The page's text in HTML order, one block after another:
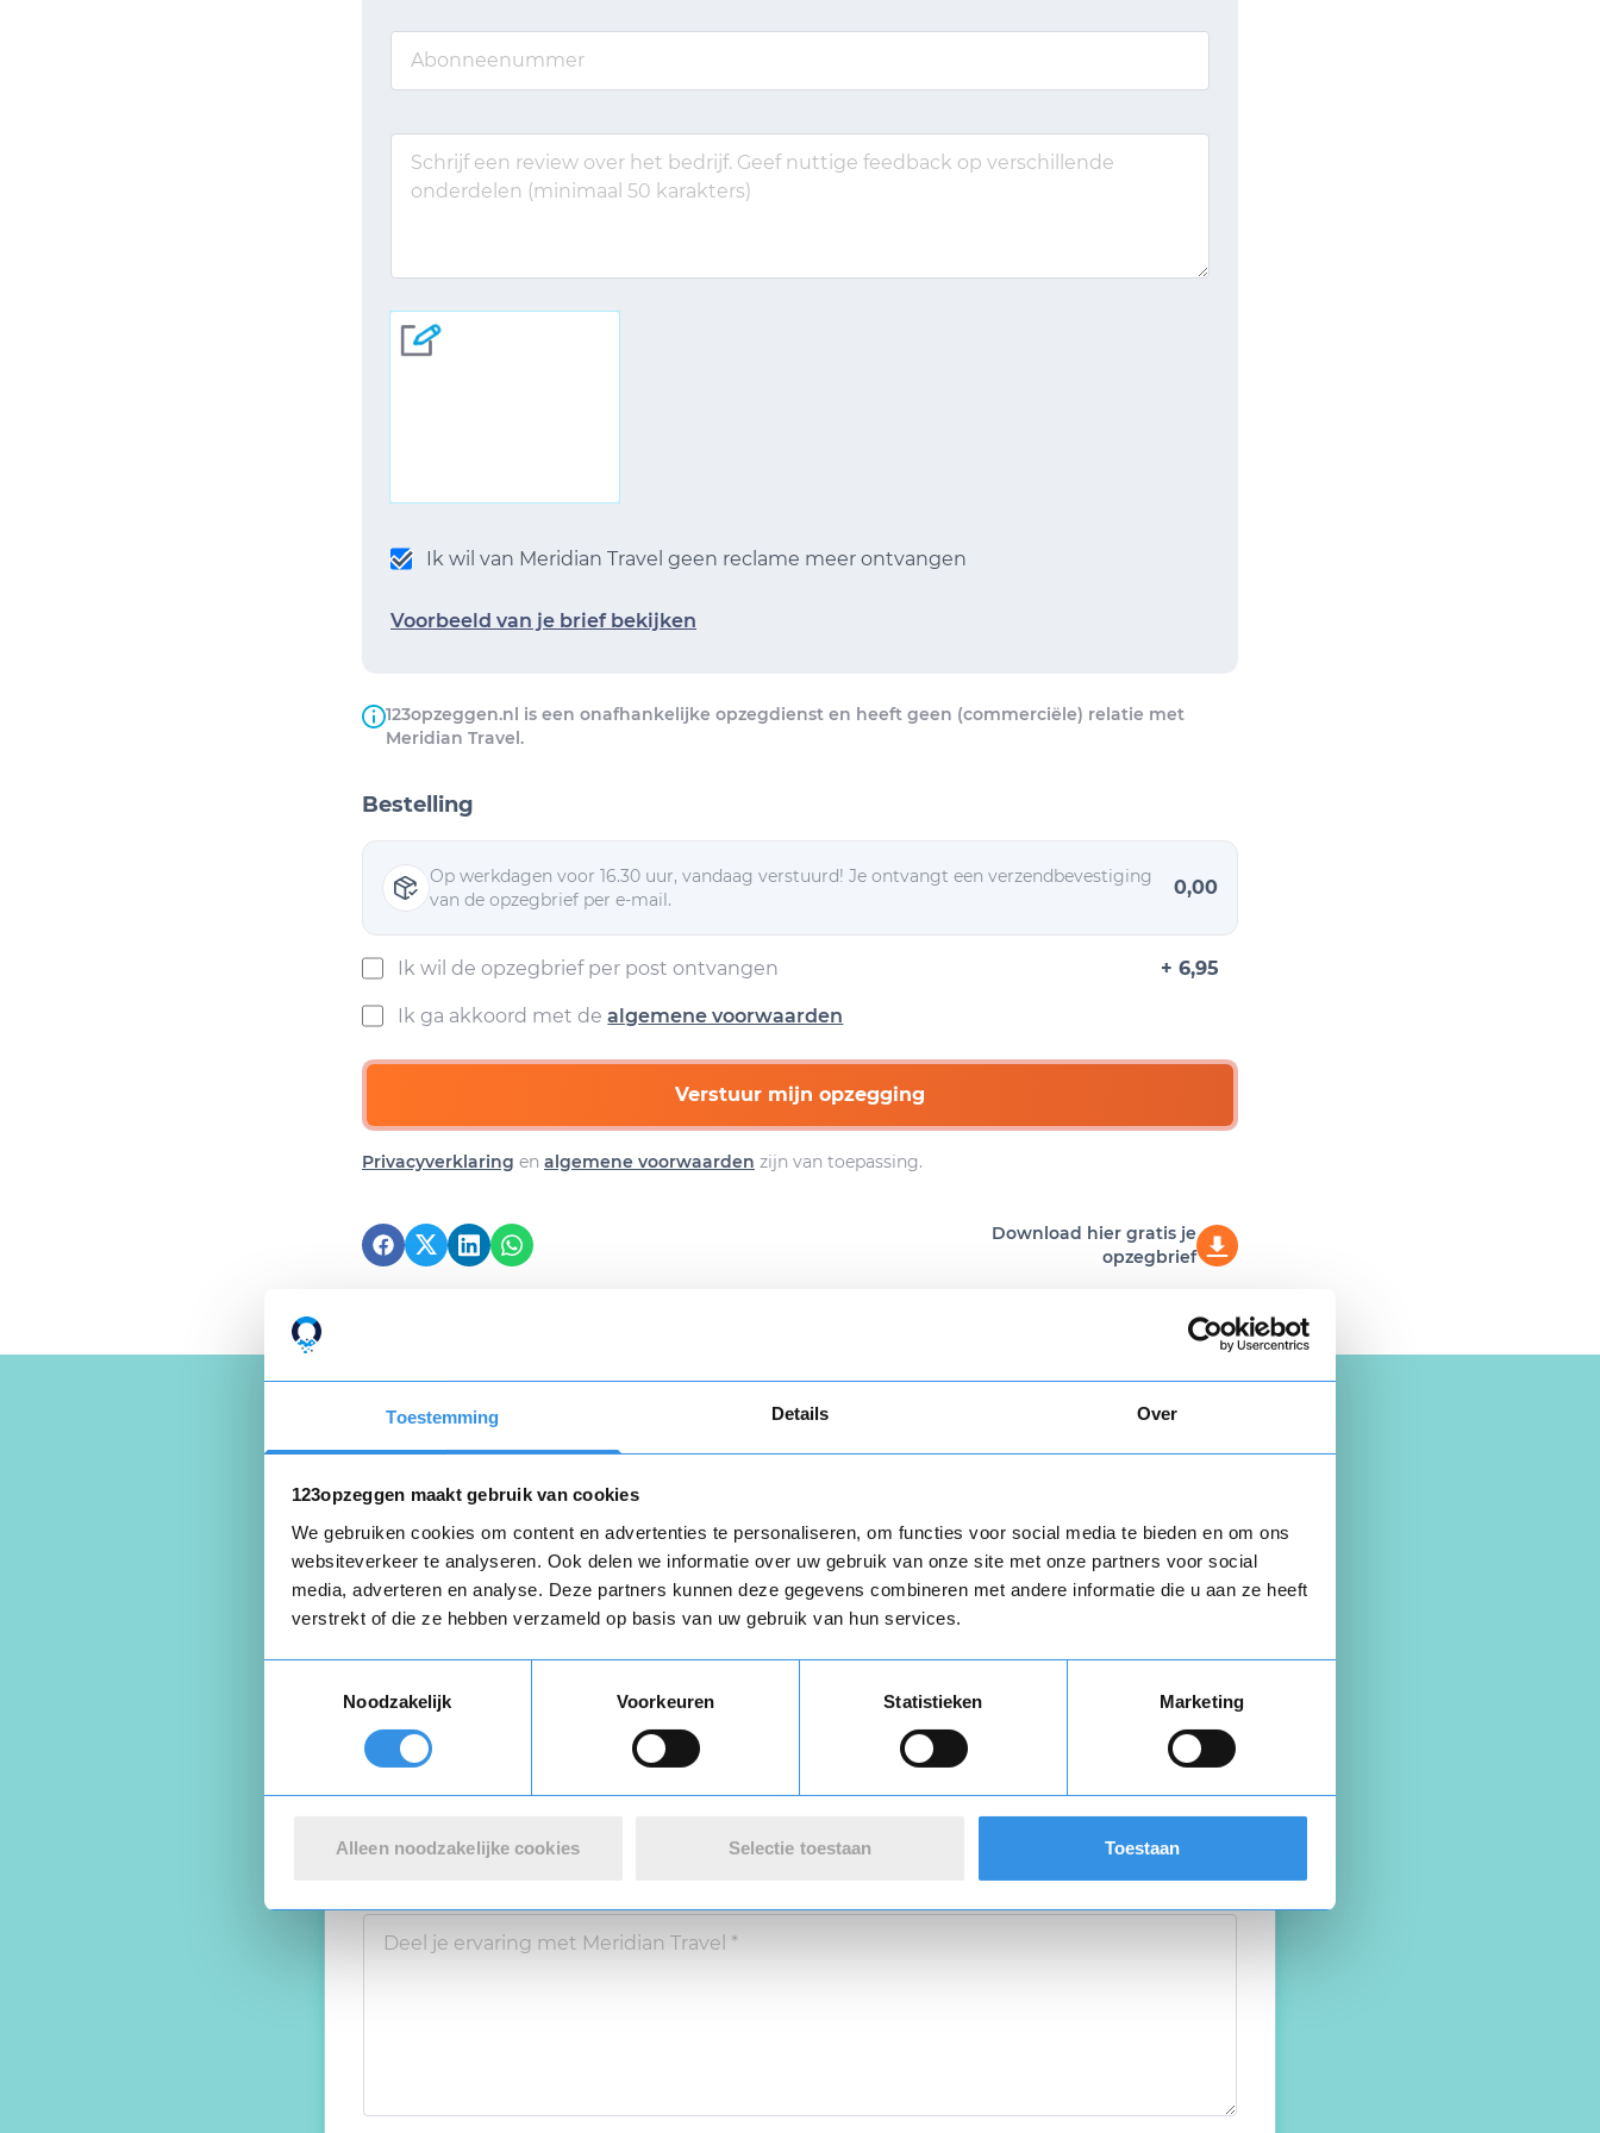
Toestemming Details Over
123opzeggen maakt gebruik van cookies
We gebruiken cookies om content en advertenties te personaliseren, om functies voor social media te bieden en om ons
websiteverkeer te analyseren. Ook delen we informatie over uw gebruik van onze site met onze partners voor social
media, adverteren en analyse. Deze partners kunnen deze gegevens combineren met andere informatie die u aan ze heeft
verstrekt of die ze hebben verzameld op basis van uw gebruik van hun services.
Noodzakelijk
Voorkeuren Statistieken Marketing
Alleen noodzakelijke cookies Selectie toestaan Toestaan
Ik wil van Meridian Travel geen reclame meer ontvangen
Voorbeeld van je brief bekijken
123opzeggen.nl is een onafhankelijke opzegdienst en heeft geen (commerciële) relatie met
Meridian Travel.
Bestelling
Op werkdagen voor 16.30 uur, vandaag verstuurd! Je ontvangt een verzendbevestiging
van de opzegbrief per e-mail.
0,00
Ik wil de opzegbrief per post ontvangen + 6,95
Ik ga akkoord met dealgemene voorwaarden
Verstuur mijn opzegging
Privacyverklaring en algemene voorwaarden zijn van toepassing.
Download hier gratis je
opzegbrief
Schrijf een review over Meridian Travel
Beoordeel je ervaring *